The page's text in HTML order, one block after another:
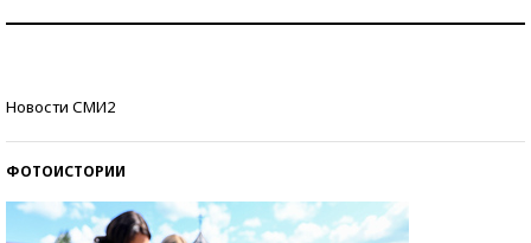
Новости СМИ2
ФОТОИСТОРИИ